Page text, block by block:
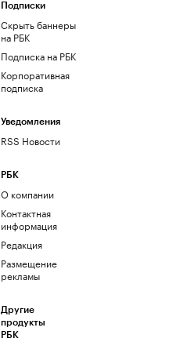
Подписки
Скрыть баннеры
на РБК
Подписка на РБК
Корпоративная
подписка
Уведомления
RSS Новости
РБК
О компании
Контактная
информация
Редакция
Размещение
рекламы
Другие
продукты
РБК